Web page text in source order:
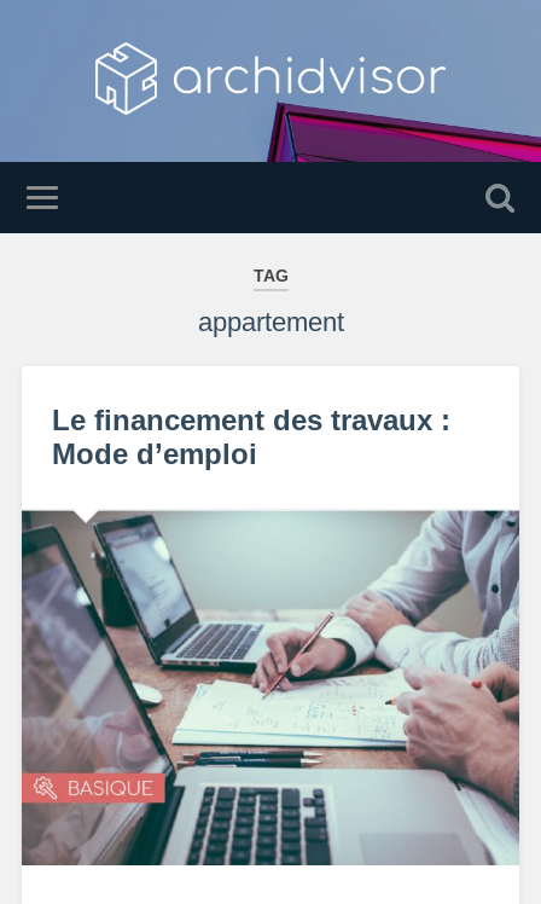
TAG
appartement
Le financement des travaux :
Mode d’emploi